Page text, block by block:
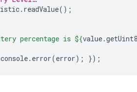
. readValue();
percentage is ${value.getUint8
console. error(error); });